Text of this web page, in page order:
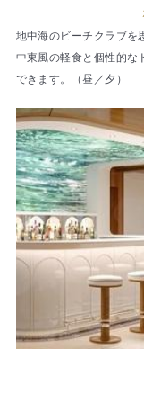
地中海のビーチクラブを
中東風の軽食と個性的な
できます。（昼／夕）